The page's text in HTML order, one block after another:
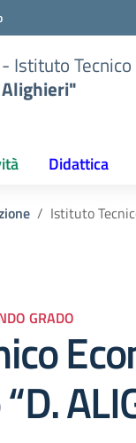
Istituto Tecnico
Alighieri"
Didattica
Istituto
GRADO